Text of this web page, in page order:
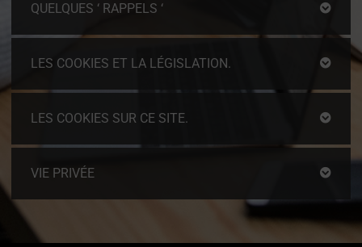
QUELQUES ‘ RAPPELS ‘
LES COOKIES ET LA LÉGISLATION.
LES COOKIES SUR CE SITE.
VIE PRIVÉE